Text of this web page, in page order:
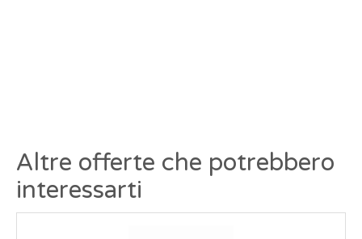
Altre offerte che potrebbero
interessarti